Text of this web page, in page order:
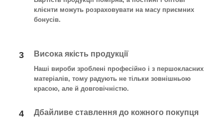
клієнти можуть розраховувати на масу приємних
бонусів.
3 Висока якість продукції
Наші вироби зроблені професійно і з першокласних
матеріалів, тому радують не тільки зовнішньою
красою, але й довговічністю.
4 Дбайливе ставлення до кожного покупця